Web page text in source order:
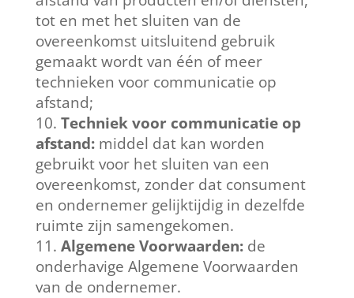
tot en met het sluiten van de
overeenkomst uitsluitend gebruik
gemaakt wordt van één of meer
technieken voor communicatie op
afstand;
Techniek voor communicatie op
afstand:middel dat kan worden
gebruikt voor het sluiten van een
overeenkomst, zonder dat consument
en ondernemer gelijktijdig in dezelfde
ruimte zijn samengekomen.
Algemene Voorwaarden:de
onderhavige Algemene Voorwaarden
van de ondernemer.